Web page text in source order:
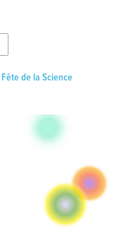
Fête de la Science